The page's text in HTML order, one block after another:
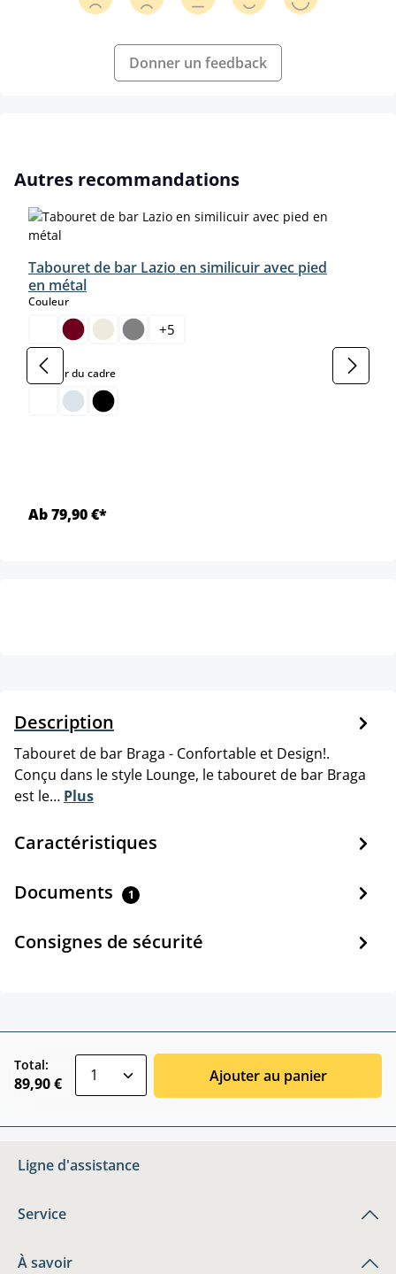
Donner un feedback
Ignorer la galerie de produits
Autres recommandations
Tabouret de bar Lazio en similicuir avec pied
en métal
Couleurselect
+5
Couleur du cadreselect
Ab 79,90 €*
Description
Tabouret de bar Braga - Confortable et Design!.
Conçu dans le style Lounge, le tabouret de bar Braga
est le… Plus
Caractéristiques
Documents 1
Consignes de sécurité
Total:
89,90 € Ajouter au panier
Ligne d'assistance
Service
À savoir